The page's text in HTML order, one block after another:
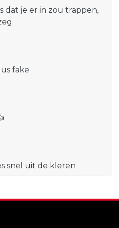
dat je er in zou trappen,
fake
snel uit de kleren